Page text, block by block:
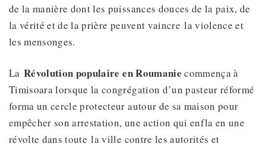
de la manière dont les puissances douces de la paix, de
la vérité et de la prière peuvent vaincre la violence et
les mensonges.
LaRévolution populaire en Roumaniecommença à
Timisoara lorsque la congrégation d’un pasteur réformé
forma un cercle protecteur autour de sa maison pour
empêcher son arrestation, une action qui enfla en une
révolte dans toute la ville contre les autorités et